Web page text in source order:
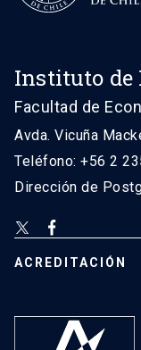
Instituto de
Facultad de
Avda. Vicuña
Teléfono: +56 2
Dirección de
ACREDITACIÓN